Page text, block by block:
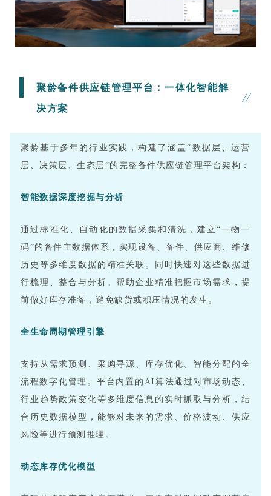
聚龄备件供应链管理平台：一体化智能解
决方案
聚龄基于多年的行业实践，构建了涵盖“数据层、运营
层、决策层、生态层”的完整备件供应链管理平台架构：
智能数据深度挖掘与分析
通过标准化、自动化的数据采集和清洗，建立“一物一
码”的备件主数据体系，实现设备、备件、供应商、维修
历史等多维度数据的精准关联。同时快速对这些数据进
行梳理、整合与分析。帮助企业精准把握市场需求，提
前做好库存准备，避免缺货或积压情况的发生。
全生命周期管理引擎
支持从需求预测、采购寻源、库存优化、智能分配的全
流程数字化管理。平台内置的AI算法通过对市场动态、
行业趋势政策变化等多维度信息的实时抓取与分析，结
合历史数据模型，能够对未来的需求、价格波动、供应
风险等进行预测推理。
动态库存优化模型